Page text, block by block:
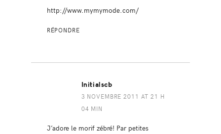
http://www.mymymode.com/
RÉPONDRE
Initialscb
3 NOVEMBRE 2011 AT 21 H
04 MIN
J’adore le morif zébré! Par petites